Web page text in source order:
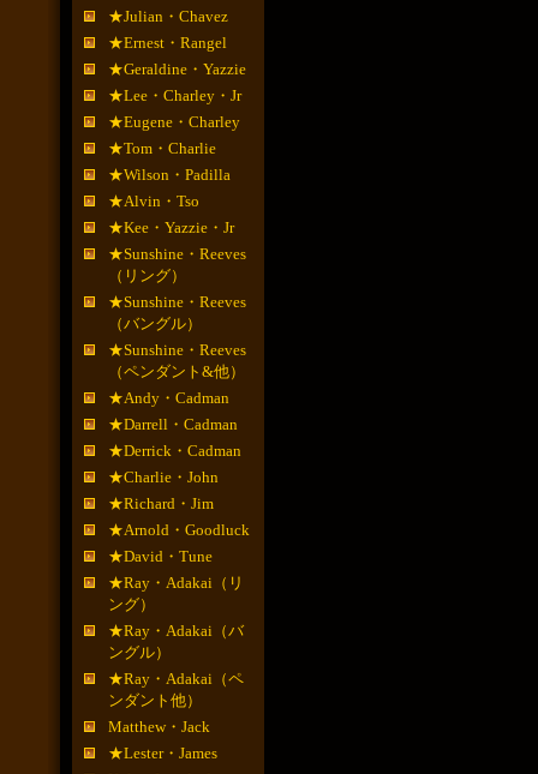
★Julian・Chavez
★Ernest・Rangel
★Geraldine・Yazzie
★Lee・Charley・Jr
★Eugene・Charley
★Tom・Charlie
★Wilson・Padilla
★Alvin・Tso
★Kee・Yazzie・Jr
★Sunshine・Reeves
（リング）
★Sunshine・Reeves
（バングル）
★Sunshine・Reeves
（ペンダント&他）
★Andy・Cadman
★Darrell・Cadman
★Derrick・Cadman
★Charlie・John
★Richard・Jim
★Arnold・Goodluck
★David・Tune
★Ray・Adakai（リ
ング）
★Ray・Adakai（バ
ングル）
★Ray・Adakai（ペ
ンダント他）
Matthew・Jack
★Lester・James